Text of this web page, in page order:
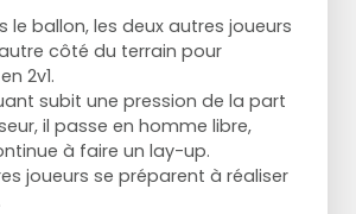
ne commet PAS de faute
prend la charge ou pousse le
le côté du terrain.
le ballon, les deux autres joueurs
côté du terrain pour
2v1.
subit une pression de la part
il passe en homme libre,
à faire un lay-up.
joueurs se préparent à réaliser